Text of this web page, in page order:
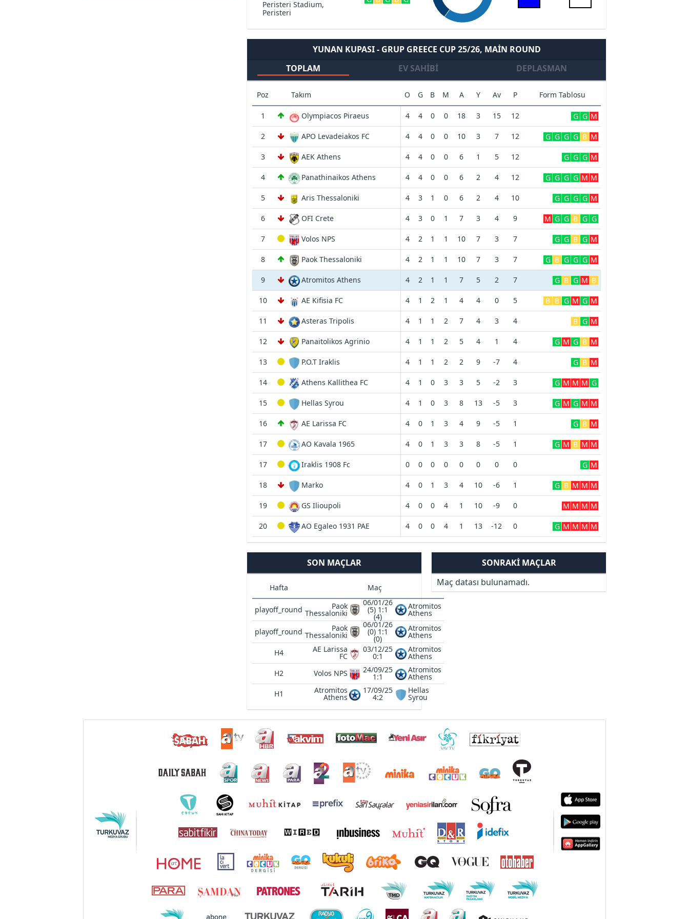
Peristeri Stadium,
Peristeri
YUNAN KUPASI - GRUP GREECE CUP 25/26, MAIN ROUND
TOPLAM
EV SAHIBI DEPLASMAN
Poz Takım O G B M A Y Av P Form Tablosu
1 Olympiacos Piraeus 4 4 0 0 18 3 15 12 G G M
2 APO Levadeiakos FC 4 4 0 0 10 3 7 12 G G G G B M
3 AEK Athens 4 4 0 0 6 1 5 12 G G G M
4 Panathinaikos Athens 4 4 0 0 6 2 4 12 G G G G M M
5 Aris Thessaloniki 4 3 1 0 6 2 4 10 G G G G M
6 OFI Crete 4 3 0 1 7 3 4 9 M G G B G G
7 Volos NPS 4 2 1 1 10 7 3 7 G G B G M
8 Paok Thessaloniki 4 2 1 1 10 7 3 7 G B G G G M
9 Atromitos Athens 4 2 1 1 7 5 2 7 G B G M B
10 AE Kifisia FC 4 1 2 1 4 4 0 5 B B G M G M
11 Asteras Tripolis 4 1 1 2 7 4 3 4 B G M
12 Panaitolikos Agrinio 4 1 1 2 5 4 1 4 G M G B M
13 P.O.T Iraklis 4 1 1 2 2 9 -7 4 G B M
14 Athens Kallithea FC 4 1 0 3 3 5 -2 3 G M M M G
15 Hellas Syrou 4 1 0 3 8 13 -5 3 G M G M M
16 AE Larissa FC 4 0 1 3 4 9 -5 1 G B M
17 AO Kavala 1965 4 0 1 3 3 8 -5 1 G M B M M
17 Iraklis 1908 Fc 0 0 0 0 0 0 0 0 G M
18 Marko 4 0 1 3 4 10 -6 1 G B M M M
19 GS Ilioupoli 4 0 0 4 1 10 -9 0 M M M M
20 AO Egaleo 1931 PAE 4 0 0 4 1 13 -12 0 G M M M M
SON MAÇLAR
Hafta Maç
playoff_round Paok
Thessaloniki
06/01/26
(5) 1:1
(4)
Atromitos
Athens
playoff_round
Paok
Thessaloniki
06/01/26
(0) 1:1
(0)
Atromitos
Athens
H4
AE Larissa
FC
03/12/25
0:1
Atromitos
Athens
H2
Volos NPS 24/09/25
1:1
Atromitos
Athens
H1
Atromitos
Athens
17/09/25
4:2
Hellas
Syrou
SONRAKI MAÇLAR
Maç datası bulunamadı.